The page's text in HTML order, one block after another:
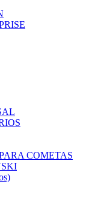
COMETAS